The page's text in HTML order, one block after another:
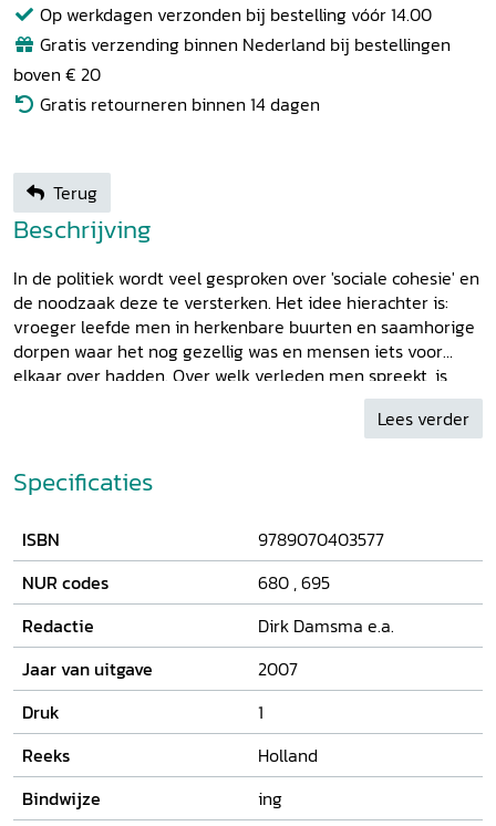
Op werkdagen verzonden bij bestelling vóór 14.00
Gratis verzending binnen Nederland bij bestellingen
boven € 20
Gratis retourneren binnen 14 dagen
Terug
Beschrijving
In de politiek wordt veel gesproken over 'sociale cohesie' en
de noodzaak deze te versterken. Het idee hierachter is:
vroeger leefde men in herkenbare buurten en saamhorige
dorpen waar het nog gezellig was en mensen iets voor
elkaar over hadden. Over welk verleden men spreekt, is
echter niet zo duidelijk. In dit themanummer vanHolland
worden groepen mensen gepresenteerd die als gevolg van
werden gezamenlijk actie te ondernemen of in ieder geval
nieuwe vormen van samenleven te vinden. Dat die
moest op de koop toe worden genomen.
Lees verder
Specificaties
ISBN
9789070403577
NUR codes
680 ,695
Redactie
Dirk Damsma e.a.
Jaar van uitgave
2007
Druk
1
Reeks
Holland
Bindwijze
ing